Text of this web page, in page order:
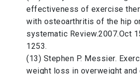
effectiveness of exercise
with osteoarthritis of the hip
systematic Review.2007.Oct
1253.
(13) Stephen P. Messier.
weight loss in overweight and